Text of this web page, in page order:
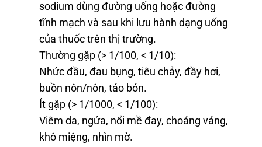
sodium dùng đường uống hoặc đường
tĩnh mạch và sau khi lưu hành dạng uống
của thuốc trên thị trường.
Thường gặp (> 1/100, < 1/10):
Nhức đầu, đau bụng, tiêu chảy, đầy hơi,
buồn nôn/nôn, táo bón.
Ít gặp (> 1/1000, < 1/100):
Viêm da, ngứa, nổi mề đay, choáng váng,
khô miệng, nhìn mờ.